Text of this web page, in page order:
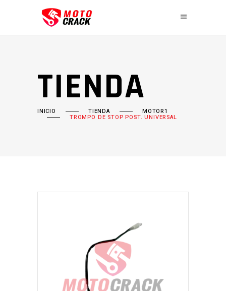
TIENDA
INICIO TIENDA MOTOR1
TROMPO DE STOP POST. UNIVERSAL